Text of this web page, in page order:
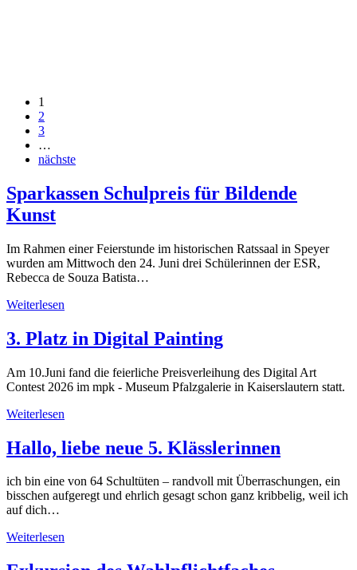
1
2
3
…
nächste
Sparkassen Schulpreis für Bildende
Kunst
Im Rahmen einer Feierstunde im historischen Ratssaal in Speyer
wurden am Mittwoch den 24. Juni drei Schülerinnen der ESR,
Rebecca de Souza Batista…
Weiterlesen
3. Platz in Digital Painting
Am 10.Juni fand die feierliche Preisverleihung des Digital Art
Contest 2026 im mpk - Museum Pfalzgalerie in Kaiserslautern statt.
Weiterlesen
Hallo, liebe neue 5. Klässlerinnen
ich bin eine von 64 Schultüten – randvoll mit Überraschungen, ein
bisschen aufgeregt und ehrlich gesagt schon ganz kribbelig, weil ich
auf dich…
Weiterlesen